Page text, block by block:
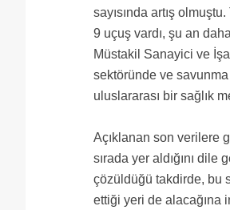
sayısında artış
9 uçuş vardı, şu an
Müstakil Sanayici ve
sektöründe ve
uluslararası bir sağlık
Açıklanan son verilere
sırada yer aldığını
çözüldüğü takdirde, bu
ettiği yeri de alacağına